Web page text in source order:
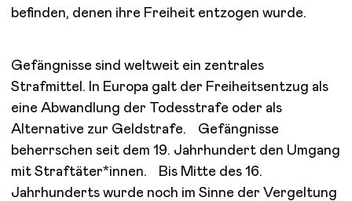
befinden, denen ihre Freiheit entzogen wurde.
Gefängnisse sind weltweit ein zentrales
Strafmittel. In Europa galt der Freiheitsentzug als
eine Abwandlung der Todesstrafe oder als
Alternative zur Geldstrafe. Gefängnisse
beherrschen seit dem 19. Jahrhundert den Umgang
mit Straftäter*innen. Bis Mitte des 16.
Jahrhunderts wurde noch im Sinne der Vergeltung